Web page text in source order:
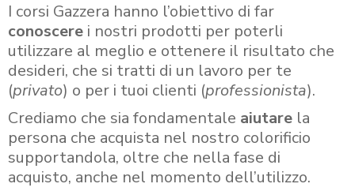
I corsi Gazzera hanno l’obiettivo di far
conoscere i nostri prodotti per poterli
utilizzare al meglio e ottenere il risultato che
desideri, che si tratti di un lavoro per te
(privato) o per i tuoi clienti (professionista).
Crediamo che sia fondamentale aiutare la
persona che acquista nel nostro colorificio
supportandola, oltre che nella fase di
acquisto, anche nel momento dell’utilizzo.